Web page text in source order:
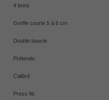
4 brins
Greffe courte 5 à 6 cm
Double boucle
Prétendu
Calibré
Press fitt